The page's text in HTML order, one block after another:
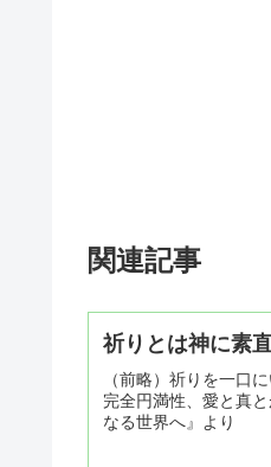
関連記事
祈りとは神に素
（前略）祈りを一口
完全円満性、愛と真
なる世界へ』より